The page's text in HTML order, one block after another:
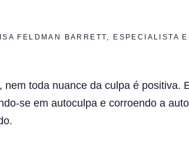
FELDMAN BARRETT, ESPECIALISTA
nem toda nuance da culpa é
se em autoculpa e corroendo a